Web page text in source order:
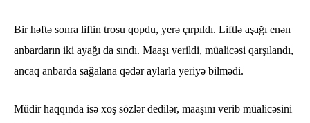
Bir həftə sonra liftin trosu qopdu, yerə çırpıldı. Liftlə aşağı enən
anbardarın iki ayağı da sındı. Maaşı verildi, müalicəsi qarşılandı,
ancaq anbarda sağalana qədər aylarla yeriyə bilmədi.
Müdir haqqında isə xoş sözlər dedilər, maaşını verib müalicəsini